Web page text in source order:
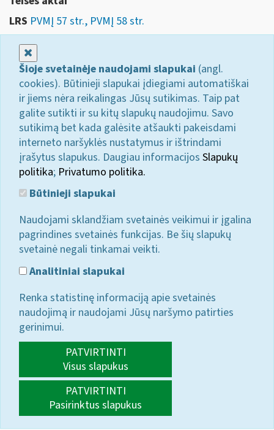
LRS PVMĮ 57 str., PVMĮ 58 str.
Šioje svetainėje naudojami slapukai (angl.
cookies). Būtinieji slapukai įdiegiami automatiškai
ir jiems nėra reikalingas Jūsų sutikimas. Taip pat
galite sutikti ir su kitų slapukų naudojimu. Savo
sutikimą bet kada galėsite atšaukti pakeisdami
interneto naršyklės nustatymus ir ištrindami
įrašytus slapukus. Daugiau informacijos Slapukų
politika; Privatumo politika.
Būtinieji slapukai
Naudojami sklandžiam svetainės veikimui ir įgalina
pagrindines svetainės funkcijas. Be šių slapukų
svetainė negali tinkamai veikti.
Analitiniai slapukai
Renka statistinę informaciją apie svetainės
naudojimą ir naudojami Jūsų naršymo patirties
gerinimui.
PATVIRTINTI
Visus slapukus
PATVIRTINTI
Pasirinktus slapukus